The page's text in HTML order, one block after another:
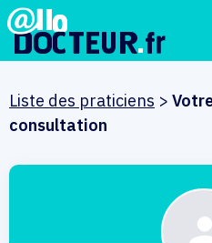
Liste des praticiens >
consultation